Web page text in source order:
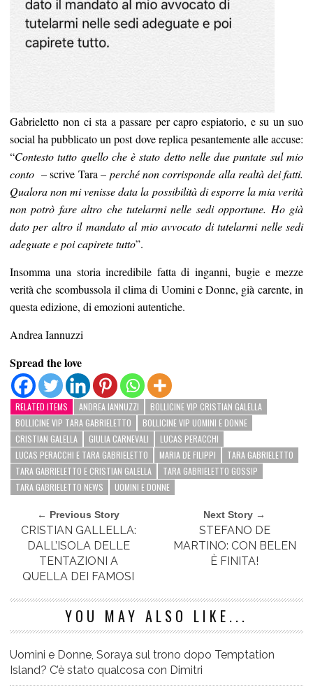
Gabrieletto non ci sta a passare per capro espiatorio, e su un suo
social ha pubblicato un post dove replica pesantemente alle accuse:
“Contesto tutto quello che è stato detto nelle due puntate sul mio
conto – scrive Tara – perché non corrisponde alla realtà dei fatti.
Qualora non mi venisse data la possibilità di esporre la mia verità
non potrò fare altro che tutelarmi nelle sedi opportune. Ho già
dato per altro il mandato al mio avvocato di tutelarmi nelle sedi
adeguate e poi capirete tutto”.
Insomma una storia incredibile fatta di inganni, bugie e mezze
verità che scombussola il clima di Uomini e Donne, già carente, in
questa edizione, di emozioni autentiche.
Andrea Iannuzzi
Spread the love
RELATED ITEMS ANDREA IANNUZZI
BOLLICINE VIP CRISTIAN GALELLA
BOLLICINE VIP TARA GABRIELETTO
BOLLICINE VIP UOMINI E DONNE
CRISTIAN GALELLA
GIULIA CARNEVALI
LUCAS PERACCHI
LUCAS PERACCHI E TARA GABRIELETTO
MARIA DE FILIPPI
TARA GABRIELETTO
TARA GABRIELETTO E CRISTIAN GALELLA
TARA GABRIELETTO GOSSIP
TARA GABRIELETTO NEWS
UOMINI E DONNE
← Previous Story
CRISTIAN GALLELLA:
DALL’ISOLA DELLE
TENTAZIONI A
QUELLA DEI FAMOSI
Next Story →
STEFANO DE
MARTINO: CON BELEN
È FINITA!
YOU MAY ALSO LIKE...
Uomini e Donne, Soraya sul trono dopo Temptation
Island? C’è stato qualcosa con Dimitri